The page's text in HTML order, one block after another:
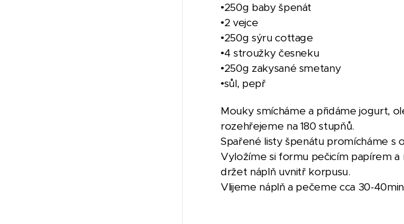
•250g baby špenát
•2 vejce
•250g sýru cottage
•4 stroužky česneku
•250g zakysané smetany
•sůl, pepř
Mouky smícháme a přidáme jogurt,
rozehřejeme na 180 stupňů.
Spařené listy špenátu promícháme s
Vyložíme si formu pečicím papírem
držet náplň uvnitř korpusu.
Vlijeme náplň a pečeme cca 30-